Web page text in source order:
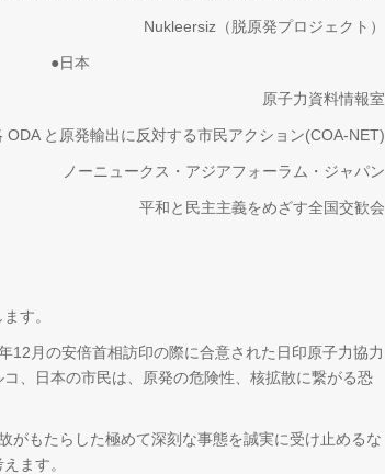
Nukleersiz（脱原発プロジェクト）
原子力資料情報室
ODA と原発輸出に反対する市民アクション(COA-NET)
ノーニュークス・アジアフォーラム・ジャパン
平和と民主主義をめざす全国交歓会
す。
月の安倍首相訪印の際に合意された日印原子力協力
、日本の市民は、原発の危険性、核拡散に繋がる恐
がもたらした極めて深刻な事態を誠実に受け止めるな
ます。